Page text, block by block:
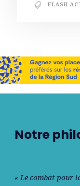
FLASH
Notre
« Le combat pour